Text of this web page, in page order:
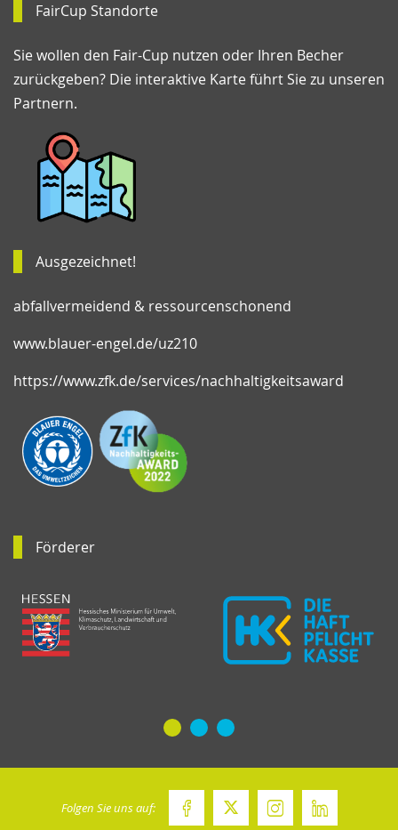
FairCup Standorte
Sie wollen den Fair-Cup nutzen oder Ihren Becher
zurückgeben? Die interaktive Karte führt Sie zu unseren
Partnern.
Ausgezeichnet!
abfallvermeidend & ressourcenschonend
www.blauer-engel.de/uz210
https://www.zfk.de/services/nachhaltigkeitsaward
Förderer
Folgen Sie uns auf: